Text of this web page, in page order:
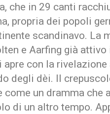
che in 29 canti
propria dei popoli
scandinavo. La
e Aarfing già
con la rivelazione
degli dèi. Il
come un dramma che
di un altro tempo.